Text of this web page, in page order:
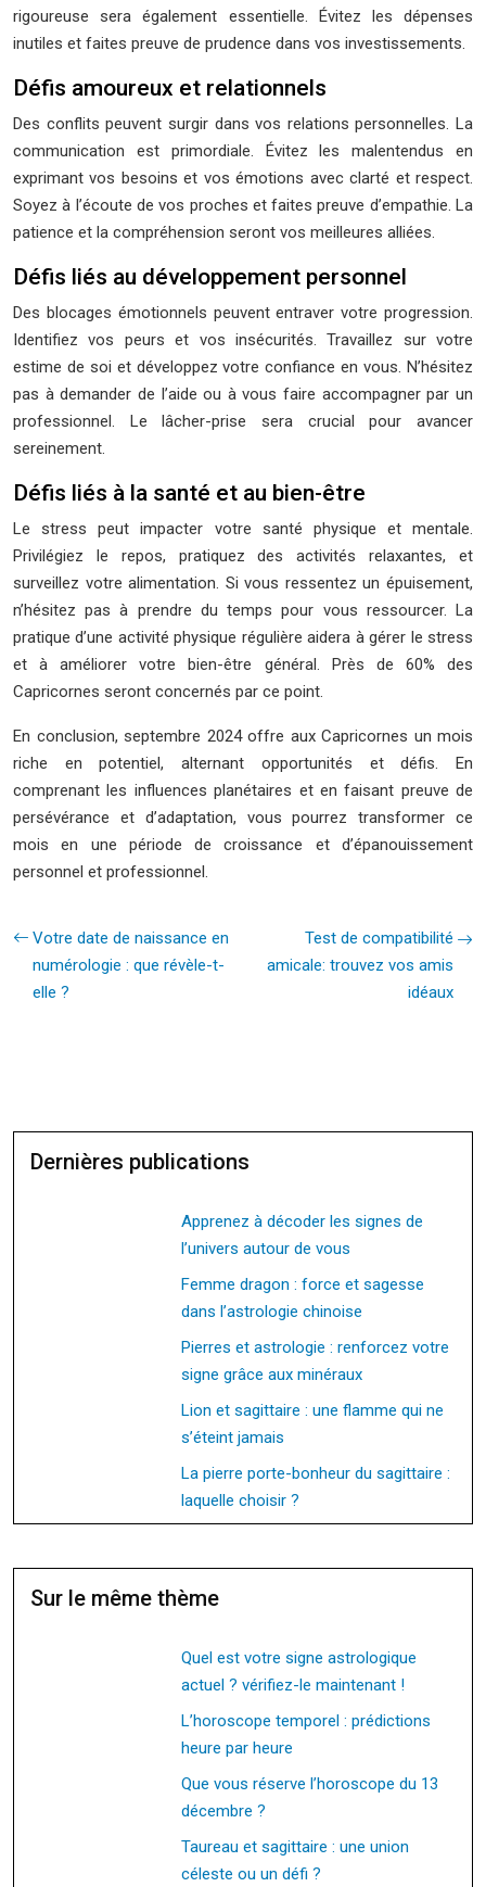
rigoureuse sera également essentielle. Évitez les dépenses
inutiles et faites preuve de prudence dans vos investissements.
Défis amoureux et relationnels
Des conflits peuvent surgir dans vos relations personnelles. La
communication est primordiale. Évitez les malentendus en
exprimant vos besoins et vos émotions avec clarté et respect.
Soyez à l’écoute de vos proches et faites preuve d’empathie. La
patience et la compréhension seront vos meilleures alliées.
Défis liés au développement personnel
Des blocages émotionnels peuvent entraver votre progression.
Identifiez vos peurs et vos insécurités. Travaillez sur votre
estime de soi et développez votre confiance en vous. N’hésitez
pas à demander de l’aide ou à vous faire accompagner par un
professionnel. Le lâcher-prise sera crucial pour avancer
sereinement.
Défis liés à la santé et au bien-être
Le stress peut impacter votre santé physique et mentale.
Privilégiez le repos, pratiquez des activités relaxantes, et
surveillez votre alimentation. Si vous ressentez un épuisement,
n’hésitez pas à prendre du temps pour vous ressourcer. La
pratique d’une activité physique régulière aidera à gérer le stress
et à améliorer votre bien-être général. Près de 60% des
Capricornes seront concernés par ce point.
En conclusion, septembre 2024 offre aux Capricornes un mois
riche en potentiel, alternant opportunités et défis. En
comprenant les influences planétaires et en faisant preuve de
persévérance et d’adaptation, vous pourrez transformer ce
mois en une période de croissance et d’épanouissement
personnel et professionnel.
Votre date de naissance en
numérologie : que révèle-t-
elle ?
Test de compatibilité
amicale: trouvez vos amis
idéaux
Dernières publications
Apprenez à décoder les signes de
l’univers autour de vous
Femme dragon : force et sagesse
dans l’astrologie chinoise
Pierres et astrologie : renforcez votre
signe grâce aux minéraux
Lion et sagittaire : une flamme qui ne
s’éteint jamais
La pierre porte-bonheur du sagittaire :
laquelle choisir ?
Sur le même thème
Quel est votre signe astrologique
actuel ? vérifiez-le maintenant !
L’horoscope temporel : prédictions
heure par heure
Que vous réserve l’horoscope du 13
décembre ?
Taureau et sagittaire : une union
céleste ou un défi ?